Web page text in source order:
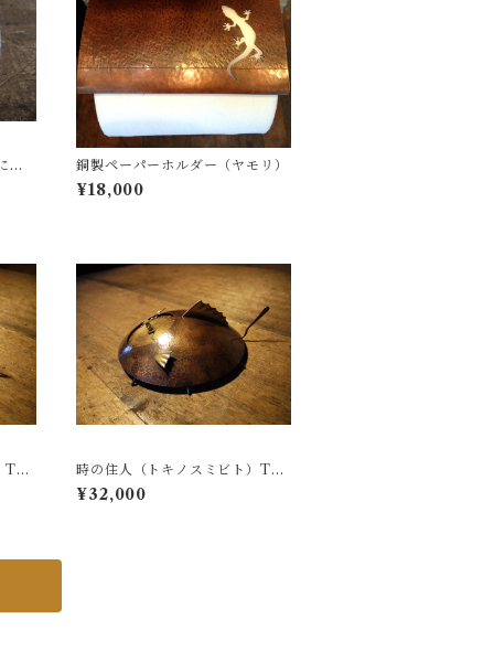
も 銅製ペーパーホルダー（ヤモリ）
¥18,000
Typ
時の住人（トキノスミビト）Typ
eC 銅製時計
¥32,000